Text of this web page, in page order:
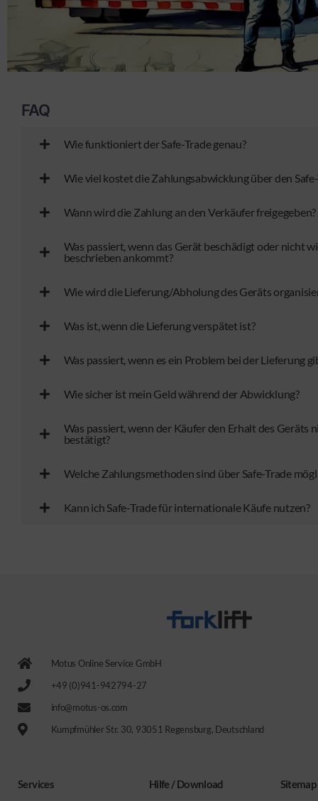
FAQ
Wie funktioniert der Safe-Trade genau?
Wie viel kostet die Zahlungsabwicklung über den
Wann wird die Zahlung an den Verkäufer freigegeben?
Was passiert, wenn das Gerät beschädigt oder nicht
beschrieben ankommt?
Wie wird die Lieferung/Abholung des Geräts
Was ist, wenn die Lieferung verspätet ist?
Was passiert, wenn es ein Problem bei der Lieferung
Wie sicher ist mein Geld während der Abwicklung?
Was passiert, wenn der Käufer den Erhalt des Geräts
bestätigt?
Welche Zahlungsmethoden sind über Safe-Trade
Kann ich Safe-Trade für internationale Käufe nutzen?
Motus Online Service GmbH
+49 (0)941-942794-27
info@motus-os.com
Kumpfmühler Str. 30, 93051 Regensburg, Deutschland
Services Hilfe / Download Sitemap